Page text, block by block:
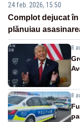
24 feb. 2026, 15:50
Complot dejucat
plănuiau
8
8